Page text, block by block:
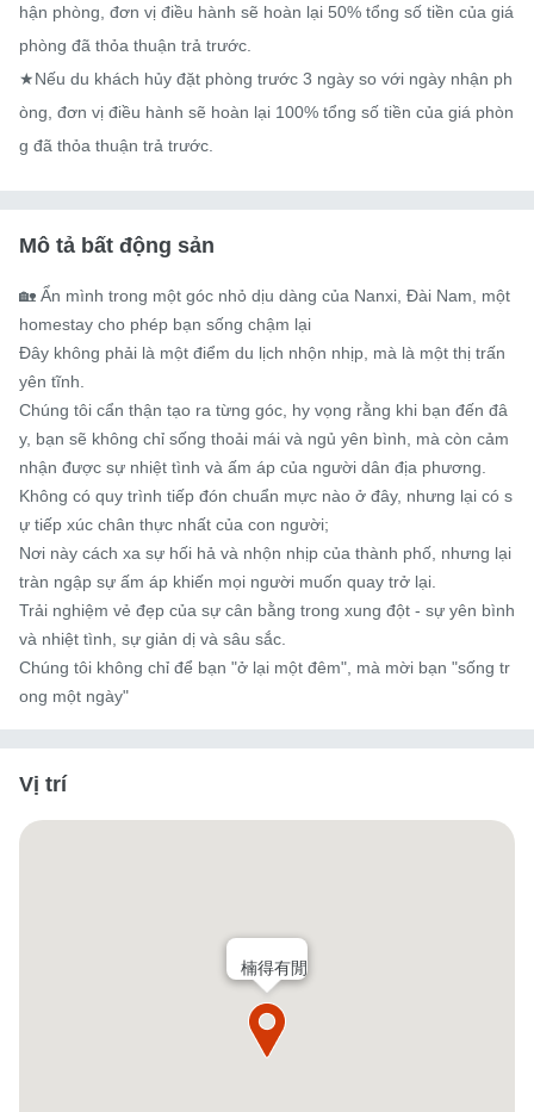
hận phòng, đơn vị điều hành sẽ hoàn lại 50% tổng số tiền của giá
phòng đã thỏa thuận trả trước.
★Nếu du khách hủy đặt phòng trước 3 ngày so với ngày nhận ph
òng, đơn vị điều hành sẽ hoàn lại 100% tổng số tiền của giá phòn
g đã thỏa thuận trả trước.
Mô tả bất động sản
🏡 Ẩn mình trong một góc nhỏ dịu dàng của Nanxi, Đài Nam, một
homestay cho phép bạn sống chậm lại
Đây không phải là một điểm du lịch nhộn nhịp, mà là một thị trấn
yên tĩnh.
Chúng tôi cẩn thận tạo ra từng góc, hy vọng rằng khi bạn đến đâ
y, bạn sẽ không chỉ sống thoải mái và ngủ yên bình, mà còn cảm
nhận được sự nhiệt tình và ấm áp của người dân địa phương.
Không có quy trình tiếp đón chuẩn mực nào ở đây, nhưng lại có s
ự tiếp xúc chân thực nhất của con người;
Nơi này cách xa sự hối hả và nhộn nhịp của thành phố, nhưng lại
tràn ngập sự ấm áp khiến mọi người muốn quay trở lại.
Trải nghiệm vẻ đẹp của sự cân bằng trong xung đột - sự yên bình
và nhiệt tình, sự giản dị và sâu sắc.
Chúng tôi không chỉ để bạn "ở lại một đêm", mà mời bạn "sống tr
ong một ngày"
Vị trí
楠得有閒